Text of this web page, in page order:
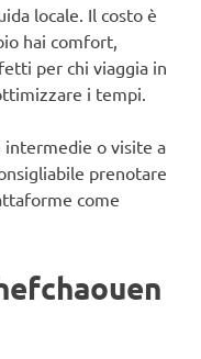
locale. Il costo è
hai comfort,
per chi viaggia in
i tempi.
intermedie o visite a
prenotare
come